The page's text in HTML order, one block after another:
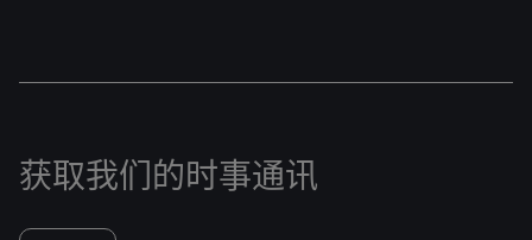
获取我们的时事通讯